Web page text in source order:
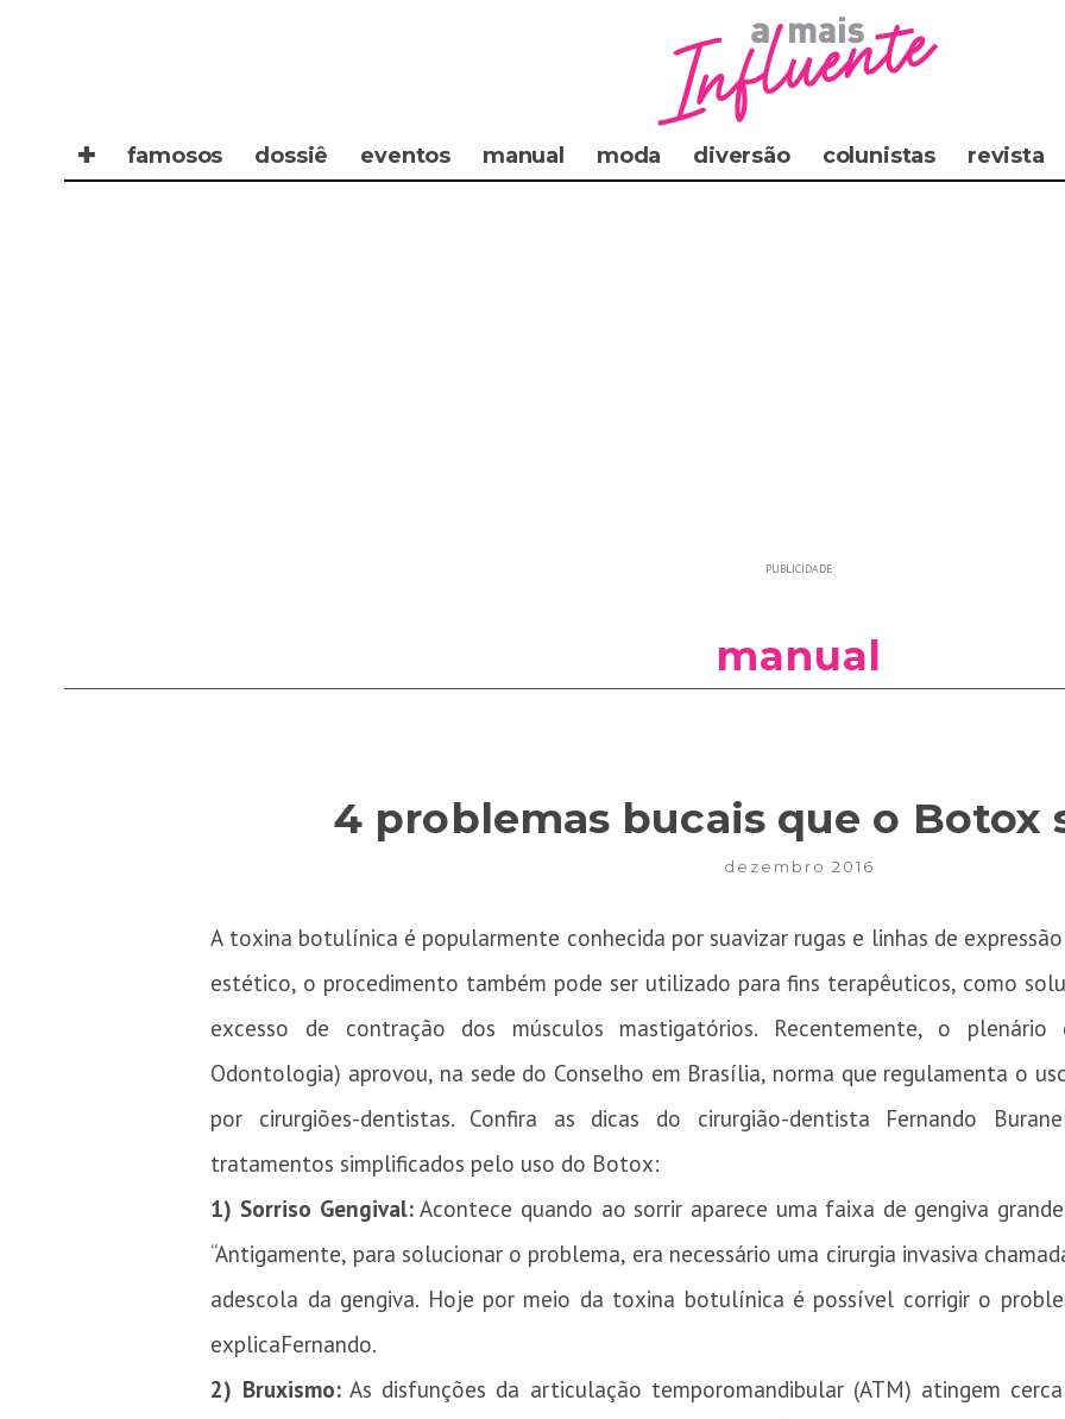
✚ famosos dossiê eventos manual moda diversão colunistas revista
PUBLICIDADE
manual
4 problemas bucais que o Botox
dezembro 2016
A toxina botulínica é popularmente conhecida por suavizar rugas e linhas de
estético, o procedimento também pode ser utilizado para fins terapêuticos, como
excesso de contração dos músculos mastigatórios. Recentemente, o plenário
Odontologia) aprovou, na sede do Conselho em Brasília, norma que regulamenta o
por cirurgiões-dentistas. Confira as dicas do cirurgião-dentista Fernando
tratamentos simplificados pelo uso do Botox:
1) Sorriso Gengival:Acontece quando ao sorrir aparece uma faixa de gengiva
“Antigamente, para solucionar o problema, era necessário uma cirurgia invasiva
adescola da gengiva. Hoje por meio da toxina botulínica é possível corrigir o
explicaFernando.
2) Bruxismo:As disfunções da articulação temporomandibular (ATM) atingem